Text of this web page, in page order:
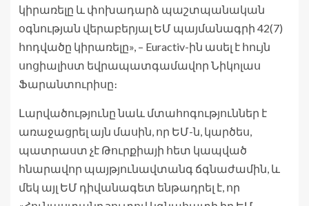
կիրառելը և փոխադարձ պաշտպանական
օգնության վերաբերյալ ԵՄ պայմանագրի 42(7)
հոդվածը կիրառելը», – Euractiv-ին ասել է հույն
սոցիալիստ եվրապատգամավոր Նիկոլաս
Ֆարանտուրիսը։
Լարվածությունը նաև մտահոգություններ է
առաջացրել այն մասին, որ ԵՄ-ն, կարծես,
պատրաստ չէ Թուրքիայի հետ կապված
հնարավոր պայթյունավտանգ ճգնաժամին, և
մեկ այլ ԵՄ դիվանագետ ենթադրել է, որ